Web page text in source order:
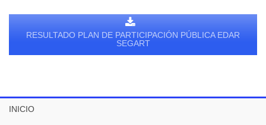
RESULTADO PLAN DE PARTICIPACIÓN PÚBLICA EDAR
SEGART
INICIO